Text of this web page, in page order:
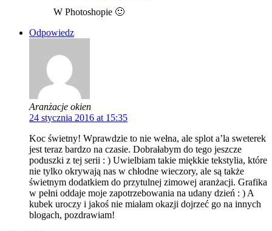
W Photoshopie 🙂
Odpowiedz
Aranżacje okien
24 stycznia 2016 at 15:35
Koc świetny! Wprawdzie to nie wełna, ale splot a’la sweterek
jest teraz bardzo na czasie. Dobrałabym do tego jeszcze
poduszki z tej serii : ) Uwielbiam takie miękkie tekstylia, które
nie tylko okrywają nas w chłodne wieczory, ale są także
świetnym dodatkiem do przytulnej zimowej aranżacji. Grafika
w pełni oddaje moje zapotrzebowania na udany dzień : ) A
kubek uroczy i jakoś nie miałam okazji dojrzeć go na innych
blogach, pozdrawiam!